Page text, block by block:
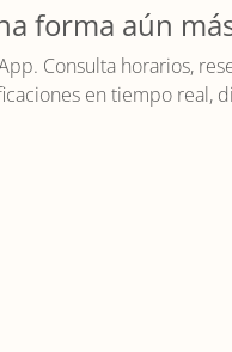
forma aún
Consulta horarios,
en tiempo real,